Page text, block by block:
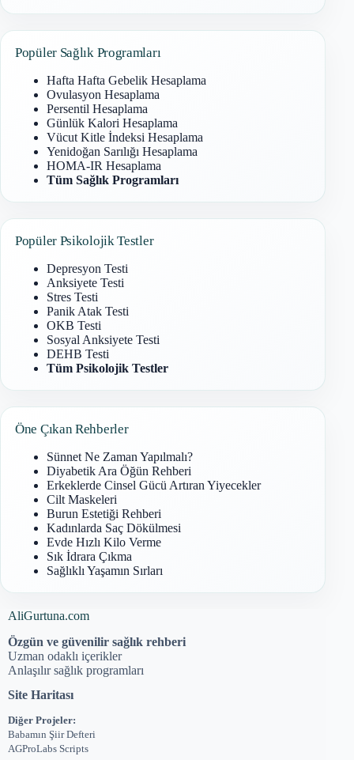
Popüler Sağlık Programları
Hafta Hafta Gebelik Hesaplama
Ovulasyon Hesaplama
Persentil Hesaplama
Günlük Kalori Hesaplama
Vücut Kitle İndeksi Hesaplama
Yenidoğan Sarılığı Hesaplama
HOMA-IR Hesaplama
Tüm Sağlık Programları
Popüler Psikolojik Testler
Depresyon Testi
Anksiyete Testi
Stres Testi
Panik Atak Testi
OKB Testi
Sosyal Anksiyete Testi
DEHB Testi
Tüm Psikolojik Testler
Öne Çıkan Rehberler
Sünnet Ne Zaman Yapılmalı?
Diyabetik Ara Öğün Rehberi
Erkeklerde Cinsel Gücü Artıran Yiyecekler
Cilt Maskeleri
Burun Estetiği Rehberi
Kadınlarda Saç Dökülmesi
Evde Hızlı Kilo Verme
Sık İdrara Çıkma
Sağlıklı Yaşamın Sırları
AliGurtuna.com
Özgün ve güvenilir sağlık rehberi
Uzman odaklı içerikler
Anlaşılır sağlık programları
Site Haritası
Diğer Projeler:
Babamın Şiir Defteri
AGProLabs Scripts